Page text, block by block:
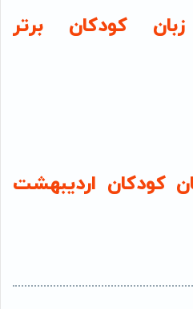
کودکان برتر
کودکان اردیبهشت